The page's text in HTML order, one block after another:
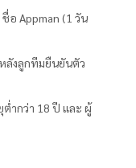
อ Appman (1 วัน
ลังลูกทีมยืนยันตัว
ำกว่า 18 ปี และ ผู้